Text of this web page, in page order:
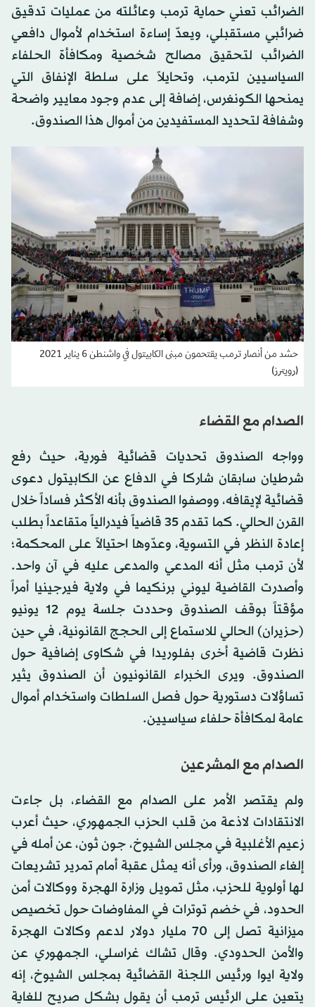
الضرائب تعني حماية ترمب وعائلته من عمليات تدقيق
ضرائبي مستقبلي، ويعدّ إساءة استخدام لأموال دافعي
الضرائب لتحقيق مصالح شخصية ومكافأة الحلفاء
السياسيين لترمب، وتحايلاً على سلطة الإنفاق التي
يمنحها الكونغرس، إضافة إلى عدم وجود معايير واضحة
وشفافة لتحديد المستفيدين من أموال هذا الصندوق.
حشد من أنصار ترمب يقتحمون مبنى الكابيتول في واشنطن 6 يناير 2021
(رويترز)
الصدام مع القضاء
وواجه الصندوق تحديات قضائية فورية، حيث رفع
شرطيان سابقان شاركا في الدفاع عن الكابيتول دعوى
قضائية لإيقافه، ووصفوا الصندوق بأنه الأكثر فساداً خلال
القرن الحالي. كما تقدم 35 قاضياً فيدرالياً متقاعداً بطلب
إعادة النظر في التسوية، وعدّوها احتيالاً على المحكمة؛
لأن ترمب مثل أنه المدعي والمدعى عليه في آن واحد.
وأصدرت القاضية ليوني برنكيما في ولاية فيرجينيا أمراً
مؤقتاً بوقف الصندوق وحددت جلسة يوم 12 يونيو
(حزيران) الحالي للاستماع إلى الحجج القانونية، في حين
نظرت قاضية أخرى بفلوريدا في شكاوى إضافية حول
الصندوق. ويرى الخبراء القانونيون أن الصندوق يثير
تساؤلات دستورية حول فصل السلطات واستخدام أموال
عامة لمكافأة حلفاء سياسيين.
الصدام مع المشرعين
ولم يقتصر الأمر على الصدام مع القضاء، بل جاءت
الانتقادات لاذعة من قلب الحزب الجمهوري، حيث أعرب
زعيم الأغلبية في مجلس الشيوخ، جون ثون، عن أمله في
إلغاء الصندوق، ورأى أنه يمثل عقبة أمام تمرير تشريعات
لها أولوية للحزب، مثل تمويل وزارة الهجرة ووكالات أمن
الحدود، في خضم توترات في المفاوضات حول تخصيص
ميزانية تصل إلى 70 مليار دولار لدعم وكالات الهجرة
والأمن الحدودي. وقال تشاك غراسلي، الجمهوري عن
ولاية ايوا ورئيس اللجنة القضائية بمجلس الشيوخ، إنه
يتعين على الرئيس ترمب أن يقول بشكل صريح للغاية